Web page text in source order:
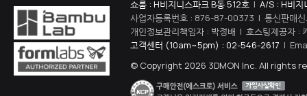
쇼룸 : H비지니스파크 B동 512호 | A/S : H비지
사업자등록번호 : 876-87-00373 | 통신판매
개인정보관리책임자 : 박정배 | 호스팅제공자 :
고객센터 (10am~5pm) : 02-546-2617 |
© Copyright 2026 3DMON Inc. All rights